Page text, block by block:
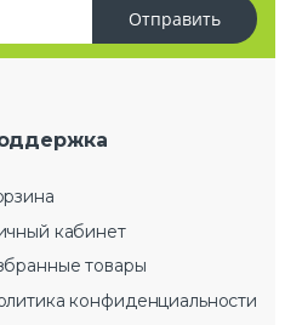
Отправить
кабинет
товары
конфиденциальности